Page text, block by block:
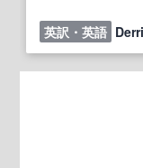
英訳・英語